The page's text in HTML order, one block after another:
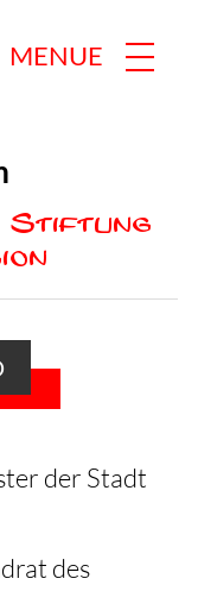
MENUE
in
Stiftung
der Stadt
des